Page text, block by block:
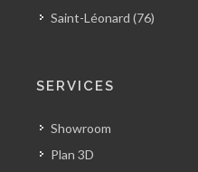
Saint-Léonard (76)
SERVICES
Showroom
Plan 3D